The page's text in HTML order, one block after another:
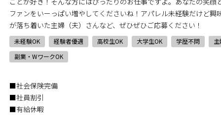
ファンをいーっぱい増やしてくださいね！アパレル未経験だけど興
が落ち着いた主婦（夫）さんなど、ぜひぜひご応募ください！
未経験OK 経験者優遇 高校生OK 大学生OK 学歴不問
副業・WワークOK
■社会保険完備
■社員割引
■有給休暇